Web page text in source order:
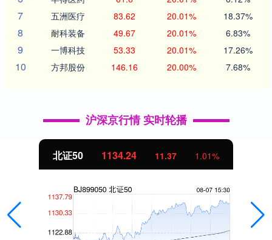
7 五洲医疗 83.62 20.01% 18.37%
8 耐科装备 49.67 20.01% 6.83%
9 一博科技 53.33 20.01% 17.26%
10 方邦股份 146.16 20.00% 7.68%
沪深京行情 实时轮播
北证50 1134.24 11.37 1.01%